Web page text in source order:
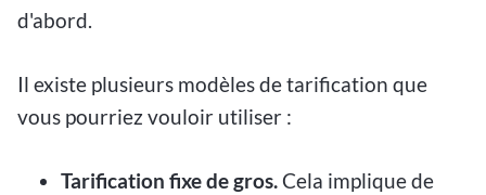
d'abord.
Il existe plusieurs modèles de tarification que
vous pourriez vouloir utiliser :
Tarification fixe de gros. Cela implique de